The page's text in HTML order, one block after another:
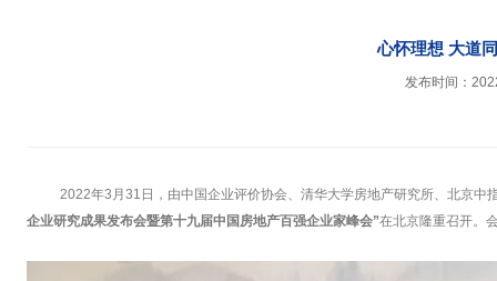
心怀理想 大道
发布时间：
2022年3月31日，由中国企业评价协会、清华大学房地产研究所、北京
企业研究成果发布会暨第十九届中国房地产百强企业家峰会”在北京隆重召开。